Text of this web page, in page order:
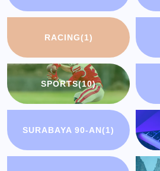
RACING(1)
SPORTS(10)
SURABAYA 90-AN(1)